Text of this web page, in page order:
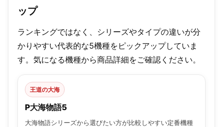
ップ
ランキングではなく、シリーズやタイプの違いが分
かりやすい代表的な5機種をピックアップしていま
す。気になる機種から商品詳細をご確認ください。
王道の大海
P大海物語5
大海物語シリーズから選びたい方が比較しやすい定番機種